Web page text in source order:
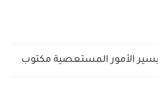
الأمور المستعصية مكتوب